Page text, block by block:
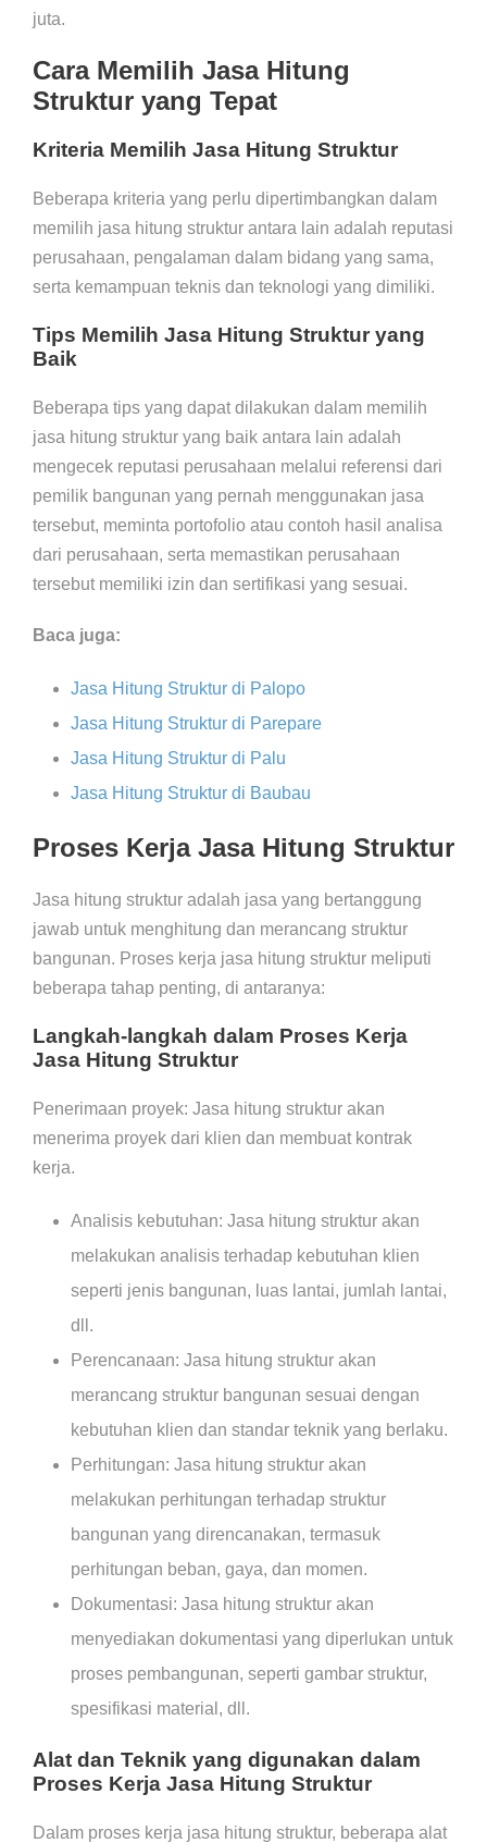
juta.
Cara Memilih Jasa Hitung
Struktur yang Tepat
Kriteria Memilih Jasa Hitung Struktur
Beberapa kriteria yang perlu dipertimbangkan dalam
memilih jasa hitung struktur antara lain adalah reputasi
perusahaan, pengalaman dalam bidang yang sama,
serta kemampuan teknis dan teknologi yang dimiliki.
Tips Memilih Jasa Hitung Struktur yang
Baik
Beberapa tips yang dapat dilakukan dalam memilih
jasa hitung struktur yang baik antara lain adalah
mengecek reputasi perusahaan melalui referensi dari
pemilik bangunan yang pernah menggunakan jasa
tersebut, meminta portofolio atau contoh hasil analisa
dari perusahaan, serta memastikan perusahaan
tersebut memiliki izin dan sertifikasi yang sesuai.
Baca juga:
Jasa Hitung Struktur di Palopo
Jasa Hitung Struktur di Parepare
Jasa Hitung Struktur di Palu
Jasa Hitung Struktur di Baubau
Proses Kerja Jasa Hitung Struktur
Jasa hitung struktur adalah jasa yang bertanggung
jawab untuk menghitung dan merancang struktur
bangunan. Proses kerja jasa hitung struktur meliputi
beberapa tahap penting, di antaranya:
Langkah-langkah dalam Proses Kerja
Jasa Hitung Struktur
Penerimaan proyek: Jasa hitung struktur akan
menerima proyek dari klien dan membuat kontrak
kerja.
Analisis kebutuhan: Jasa hitung struktur akan
melakukan analisis terhadap kebutuhan klien
seperti jenis bangunan, luas lantai, jumlah lantai,
dll.
Perencanaan: Jasa hitung struktur akan
merancang struktur bangunan sesuai dengan
kebutuhan klien dan standar teknik yang berlaku.
Perhitungan: Jasa hitung struktur akan
melakukan perhitungan terhadap struktur
bangunan yang direncanakan, termasuk
perhitungan beban, gaya, dan momen.
Dokumentasi: Jasa hitung struktur akan
menyediakan dokumentasi yang diperlukan untuk
proses pembangunan, seperti gambar struktur,
spesifikasi material, dll.
Alat dan Teknik yang digunakan dalam
Proses Kerja Jasa Hitung Struktur
Dalam proses kerja jasa hitung struktur, beberapa alat